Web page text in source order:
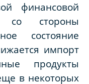
финансовой
со стороны
состояние
импорт
продукты
в некоторых